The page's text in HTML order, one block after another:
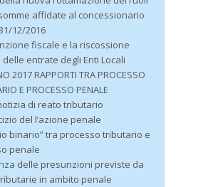
affidate al concessionario
12/2016
fiscale e la riscossione
delle entrate degli Enti Locali
2017 RAPPORTI TRA PROCESSO
E PROCESSO PENALE
di reato tributario
del l’azione penale
binario” tra processo tributario e
penale
delle presunzioni previste da
in ambito penale